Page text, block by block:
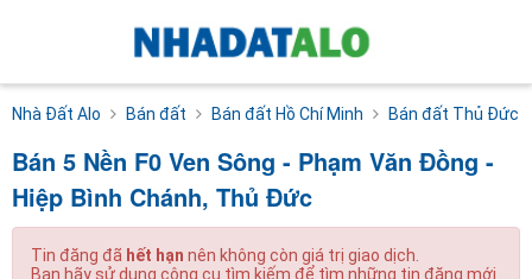
Nhà Đất Alo Bán đất Bán đất Hồ Chí Minh Bán đất Thủ Đức
Bán 5 Nền F0 Ven Sông - Phạm Văn Đồng -
Hiệp Bình Chánh, Thủ Đức
Tin đăng đã hết hạn nên không còn giá trị giao dịch.
Bạn hãy sử dụng công cụ tìm kiếm để tìm những tin đăng mới